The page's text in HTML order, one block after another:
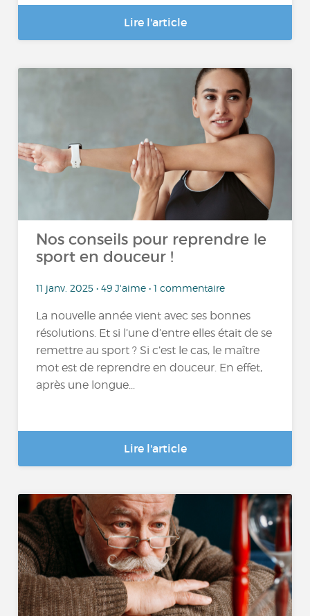
Lire l'article
Nos conseils pour reprendre le
sport en douceur !
11 janv. 2025 • 49 J'aime • 1 commentaire
La nouvelle année vient avec ses bonnes
résolutions. Et si l’une d’entre elles était de se
remettre au sport ? Si c’est le cas, le maître
mot est de reprendre en douceur. En effet,
après une longue...
Lire l'article